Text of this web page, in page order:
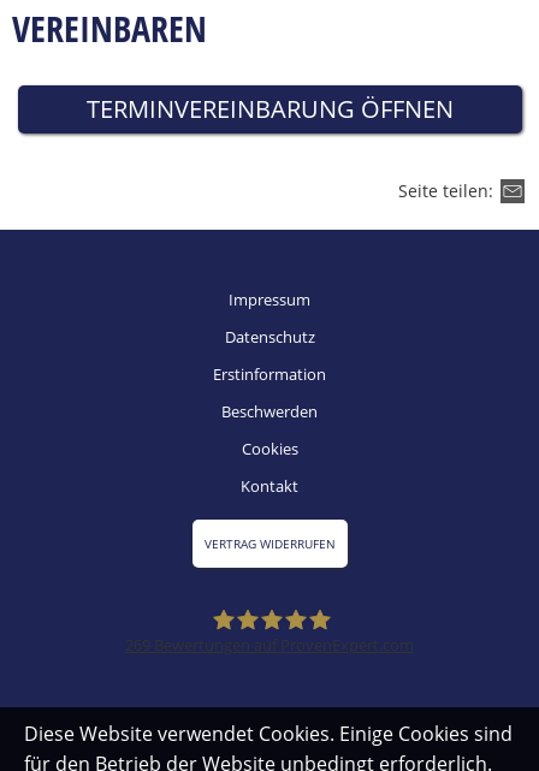
VEREINBAREN
TERMINVEREINBARUNG ÖFFNEN
Seite teilen:
Impressum
Datenschutz
Erstinformation
Beschwerden
Cookies
Kontakt
VERTRAG WIDERRUFEN
269 Bewertungen auf ProvenExpert.com
Diese Website verwendet Cookies. Einige Cookies sind
für den Betrieb der Website unbedingt erforderlich.